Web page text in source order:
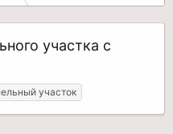
участка с
участок